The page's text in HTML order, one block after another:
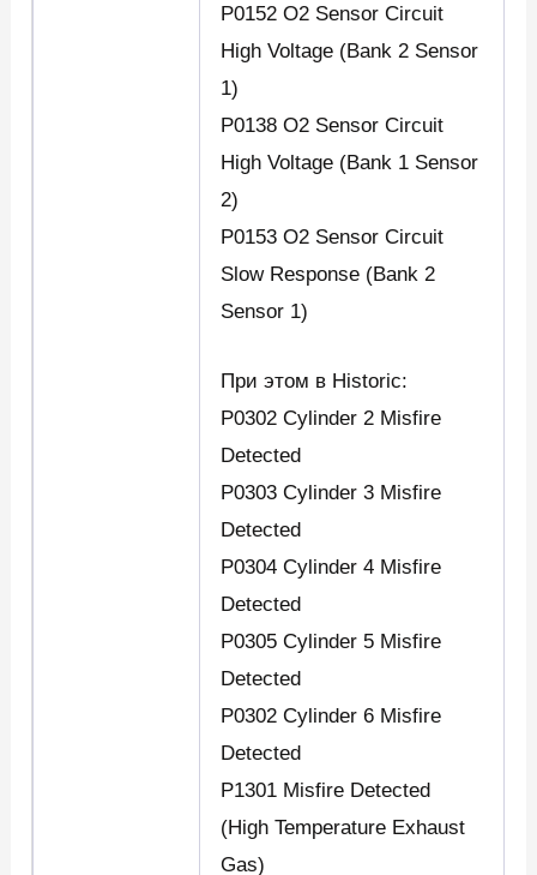
P0152 O2 Sensor Circuit
High Voltage (Bank 2 Sensor
1)
P0138 O2 Sensor Circuit
High Voltage (Bank 1 Sensor
2)
P0153 O2 Sensor Circuit
Slow Response (Bank 2
Sensor 1)
При этом в Historic:
P0302 Cylinder 2 Misfire
Detected
P0303 Cylinder 3 Misfire
Detected
P0304 Cylinder 4 Misfire
Detected
P0305 Cylinder 5 Misfire
Detected
P0302 Cylinder 6 Misfire
Detected
P1301 Misfire Detected
(High Temperature Exhaust
Gas)